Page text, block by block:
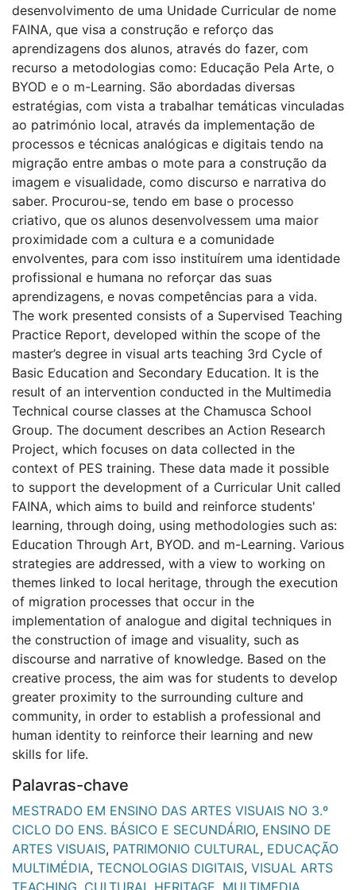
desenvolvimento de uma Unidade Curricular de nome
FAINA, que visa a construção e reforço das
aprendizagens dos alunos, através do fazer, com
recurso a metodologias como: Educação Pela Arte, o
BYOD e o m-Learning. São abordadas diversas
estratégias, com vista a trabalhar temáticas vinculadas
ao património local, através da implementação de
processos e técnicas analógicas e digitais tendo na
migração entre ambas o mote para a construção da
imagem e visualidade, como discurso e narrativa do
saber. Procurou-se, tendo em base o processo
criativo, que os alunos desenvolvessem uma maior
proximidade com a cultura e a comunidade
envolventes, para com isso instituírem uma identidade
profissional e humana no reforçar das suas
aprendizagens, e novas competências para a vida.
The work presented consists of a Supervised Teaching
Practice Report, developed within the scope of the
master’s degree in visual arts teaching 3rd Cycle of
Basic Education and Secondary Education. It is the
result of an intervention conducted in the Multimedia
Technical course classes at the Chamusca School
Group. The document describes an Action Research
Project, which focuses on data collected in the
context of PES training. These data made it possible
to support the development of a Curricular Unit called
FAINA, which aims to build and reinforce students'
learning, through doing, using methodologies such as:
Education Through Art, BYOD. and m-Learning. Various
strategies are addressed, with a view to working on
themes linked to local heritage, through the execution
of migration processes that occur in the
implementation of analogue and digital techniques in
the construction of image and visuality, such as
discourse and narrative of knowledge. Based on the
creative process, the aim was for students to develop
greater proximity to the surrounding culture and
community, in order to establish a professional and
human identity to reinforce their learning and new
skills for life.
Palavras-chave
MESTRADO EM ENSINO DAS ARTES VISUAIS NO 3.º
CICLO DO ENS. BÁSICO E SECUNDÁRIO, ENSINO DE
ARTES VISUAIS, PATRIMONIO CULTURAL, EDUCAÇÃO
MULTIMÉDIA, TECNOLOGIAS DIGITAIS, VISUAL ARTS
TEACHING CULTURAL HERITAGE MULTIMEDIA